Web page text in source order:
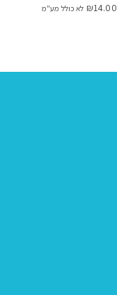
₪14.00 לא כולל מע"מ